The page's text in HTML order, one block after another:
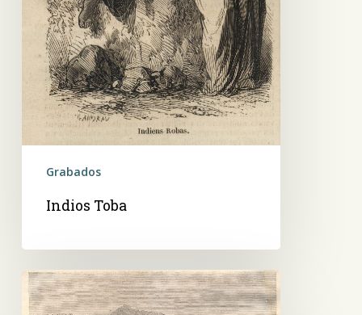
Grabados
Indios Toba
Indios
Toba